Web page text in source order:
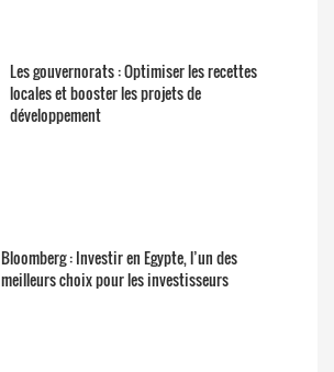
Les gouvernorats : Optimiser les recettes
locales et booster les projets de
développement
Bloomberg : Investir en Egypte, l’un des
meilleurs choix pour les investisseurs